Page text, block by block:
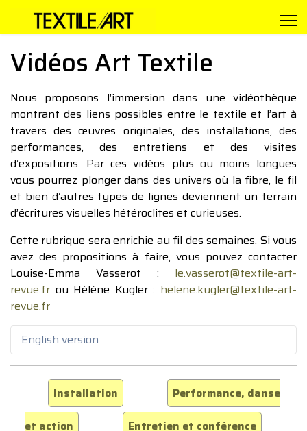
Vidéos Art Textile
Nous proposons l’immersion dans une vidéothèque
montrant des liens possibles entre le textile et l’art à
travers des œuvres originales, des installations, des
performances, des entretiens et des visites
d’expositions. Par ces vidéos plus ou moins longues
vous pourrez plonger dans des univers où la fibre, le fil
et bien d’autres types de lignes deviennent un terrain
d’écritures visuelles hétéroclites et curieuses.
Cette rubrique sera enrichie au fil des semaines. Si vous
avez des propositions à faire, vous pouvez contacter
Louise-Emma Vasserot : le.vasserot@textile-art-
revue.fr ou Hélène Kugler : helene.kugler@textile-art-
revue.fr
English version
Installation
Performance, danse
et action
Entretien et conférence